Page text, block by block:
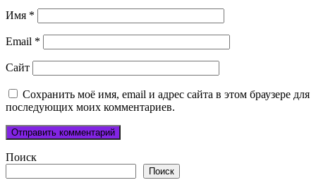
Имя *
Email *
Сайт
Сохранить моё имя, email и адрес сайта в этом браузере для
последующих моих комментариев.
Поиск
Поиск